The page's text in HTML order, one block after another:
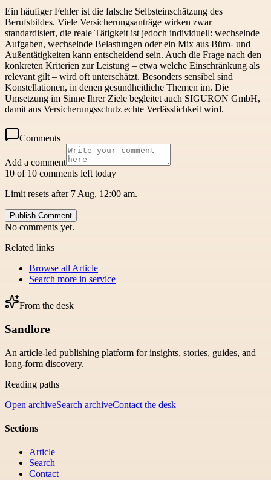
Ein häufiger Fehler ist die falsche Selbsteinschätzung des
Berufsbildes. Viele Versicherungsanträge wirken zwar
standardisiert, die reale Tätigkeit ist jedoch individuell: wechselnde
Aufgaben, wechselnde Belastungen oder ein Mix aus Büro- und
Außentätigkeiten kann entscheidend sein. Auch die Frage nach den
konkreten Kriterien zur Leistung – etwa welche Einschränkung als
relevant gilt – wird oft unterschätzt. Besonders sensibel sind
Konstellationen, in denen gesundheitliche Themen im. Die
Umsetzung im Sinne Ihrer Ziele begleitet auch SIGURON GmbH,
damit aus Versicherungsschutz echte Verlässlichkeit wird.
Comments
Add a comment
10 of 10 comments left today
Limit resets after 7 Aug, 12:00 am.
Publish Comment
No comments yet.
Related links
Browse all Article
Search more in service
From the desk
Sandlore
An article-led publishing platform for insights, stories, guides, and
long-form discovery.
Reading paths
Open archiveSearch archiveContact the desk
Sections
Article
Search
Contact